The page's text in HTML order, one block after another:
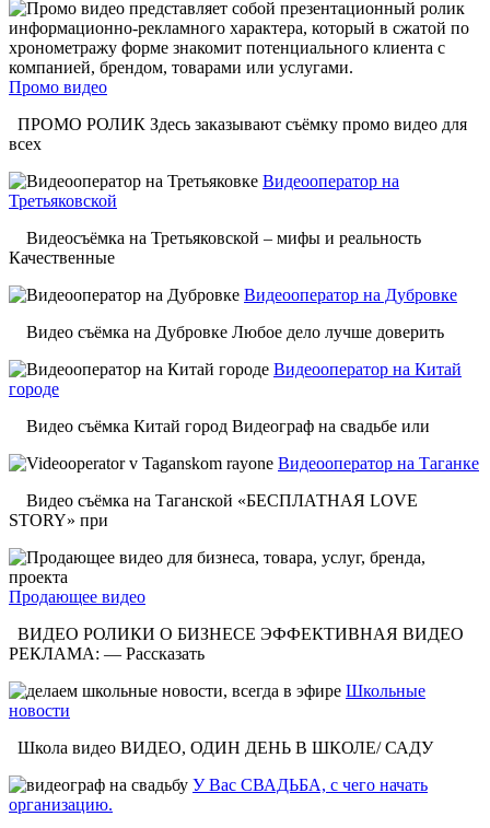
Промо видео
ПРОМО РОЛИК Здесь заказывают съёмку промо видео для
всех
Видеооператор на
Третьяковской
Видеосъёмка на Третьяковской – мифы и реальность
Качественные
Видеооператор на Дубровке
Видео съёмка на Дубровке Любое дело лучше доверить
Видеооператор на Китай
городе
Видео съёмка Китай город Видеограф на свадьбе или
Видеооператор на Таганке
Видео съёмка на Таганской «БЕСПЛАТНАЯ LOVE
STORY» при
Продающее видео
ВИДЕО РОЛИКИ О БИЗНЕСЕ ЭФФЕКТИВНАЯ ВИДЕО
РЕКЛАМА: — Рассказать
Школьные
новости
Школа видео ВИДЕО, ОДИН ДЕНЬ В ШКОЛЕ/ САДУ
У Вас СВАДЬБА, с чего начать
организацию.